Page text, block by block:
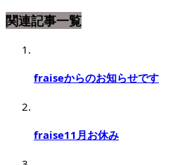
関連記事一覧
fraiseからのお知らせです
fraise11月お休み